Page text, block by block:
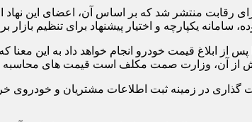
سامانه یکپارچه و اختیار پیشنهاد برای تنظیم
ابلاغ قیمت خودرو انجام خواهد داد به این
از آن، وزارت صمت مکلف است قیمت های محاسبه
در زمینه ثبت اطلاعات مشتریان و خودروی